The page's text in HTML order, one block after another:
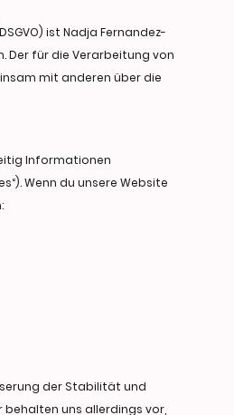
ist Nadja Fernandez-
Der für die Verarbeitung von
mit anderen über die
Informationen
Wenn du unsere Website
der Stabilität und
uns allerdings vor,